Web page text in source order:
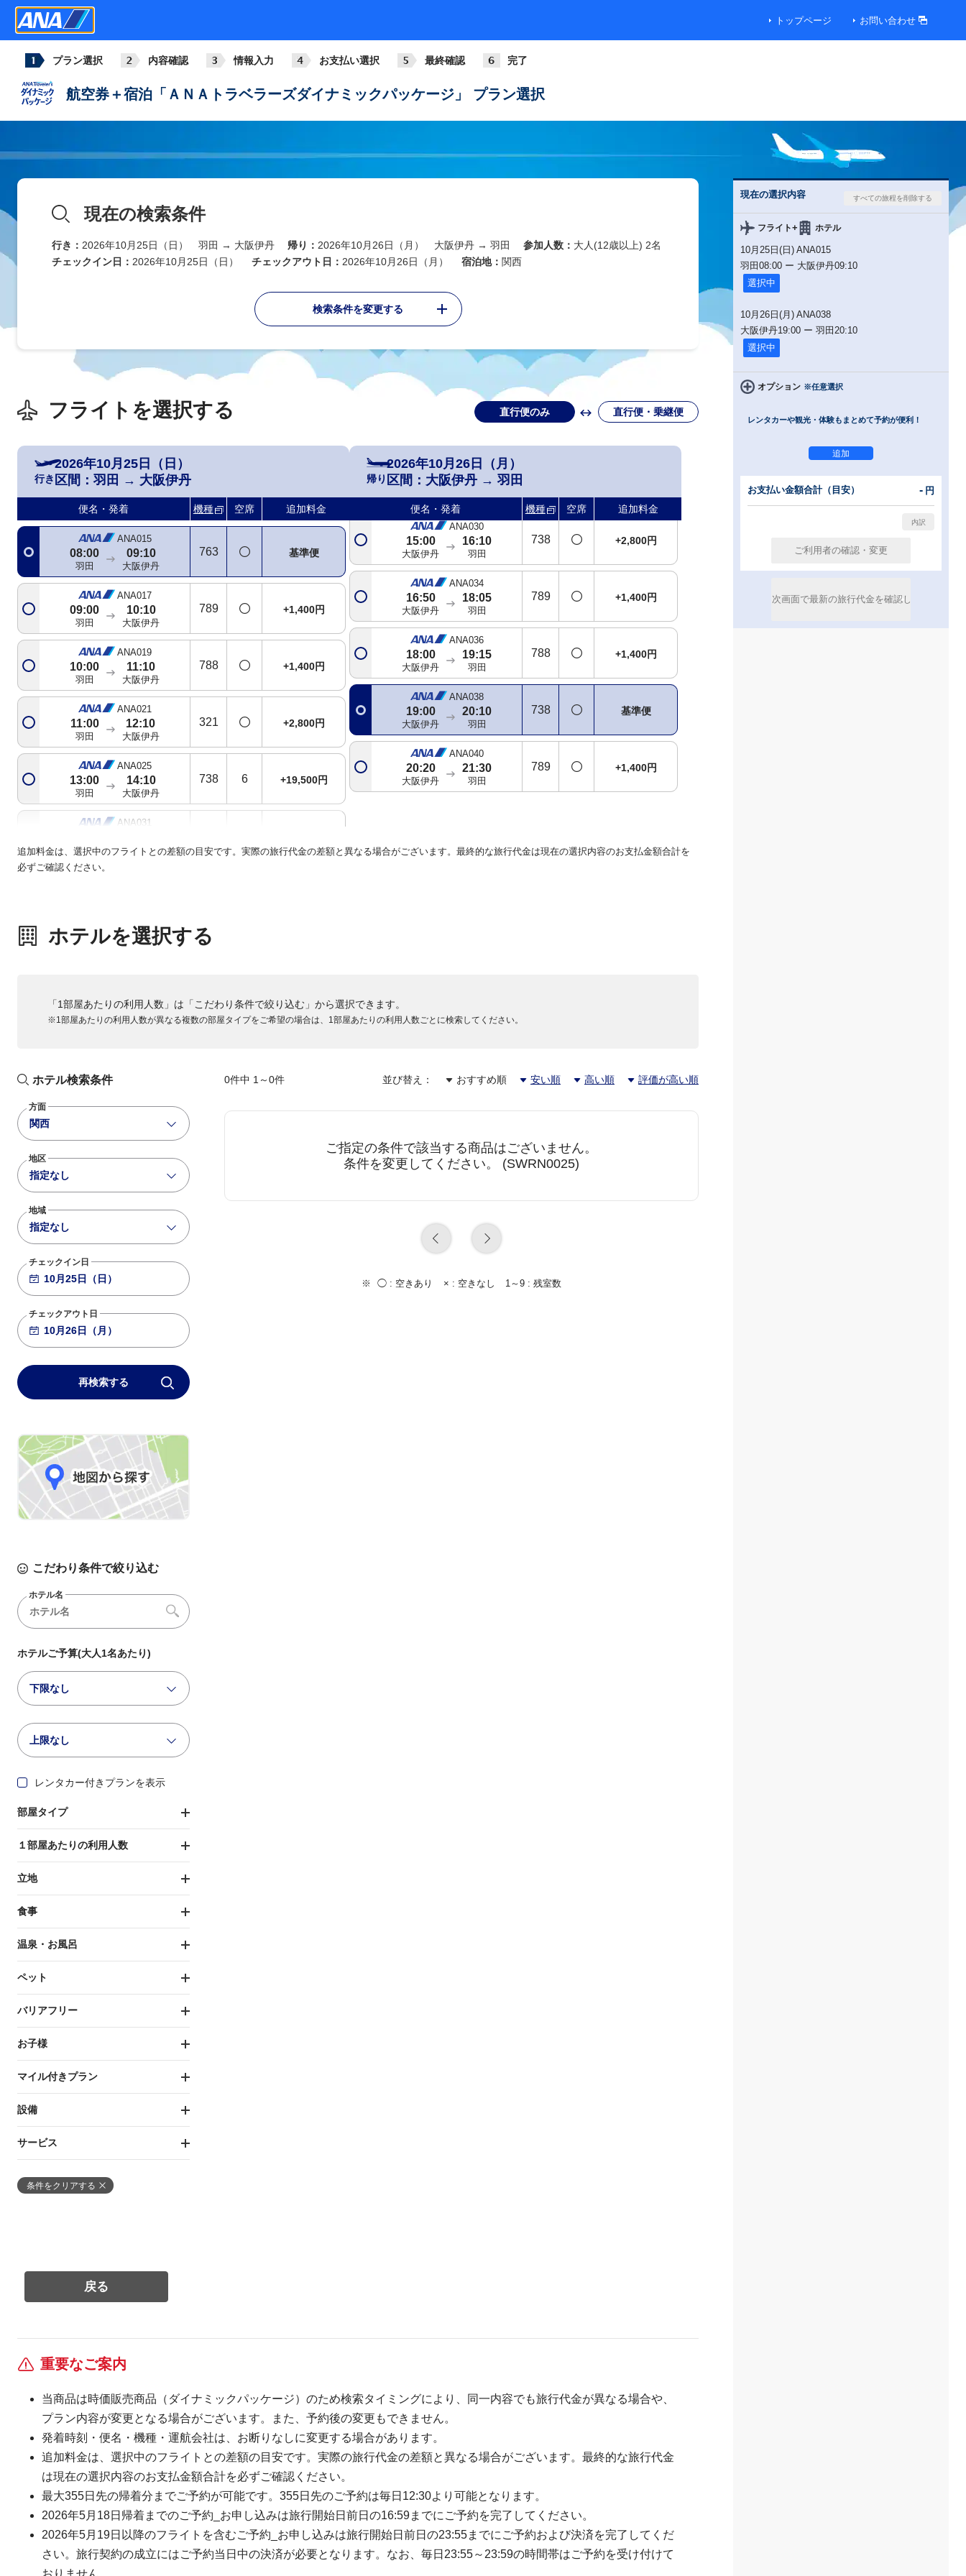
トップページ お問い合わせ
プラン選択 内容確認 情報入力 お支払い選択 最終確認 完了
航空券＋宿泊「ＡＮＡトラベラーズダイナミックパッケージ」 プラン選択
現在の検索条件
行き： 2026年10月25日（日） 羽田 → 大阪伊丹 帰り： 2026年10月26日（月） 大阪伊丹 → 羽田 参加人数： 大人(12歳以上) 2名
チェックイン日： 2026年10月25日（日） チェックアウト日： 2026年10月26日（月） 宿泊地： 関西
検索条件を変更する
フライトを選択する 直行便のみ 直行便・乗継便
行き
2026年10月25日（日）
区間： 羽田 → 大阪伊丹
便名・発着 機種 空席 追加料金
ANA013
07:00
羽田
08:10
大阪伊丹
321 基準便
ANA015
08:00
羽田
09:10
大阪伊丹
763 基準便
ANA017
09:00
羽田
10:10
大阪伊丹
789 +1,400円
ANA019
10:00
羽田
11:10
大阪伊丹
788 +1,400円
ANA021
11:00
羽田
12:10
大阪伊丹
321 +2,800円
ANA025
13:00
羽田
14:10
大阪伊丹
738 6 +19,500円
ANA031
羽田 大阪伊丹
ANA035
18:10 738
18:00
羽田
19:10
大阪伊丹
789 基準便
羽田
ANA041
帰り
2026年10月26日（月）
区間： 大阪伊丹 → 羽田
便名・発着 機種 空席 追加料金
大阪伊丹 羽田
07:30
大阪伊丹
08:45
羽田
789
大阪伊丹 羽田
ANA020
10:00
大阪伊丹
11:10
羽田
ANA022
大阪伊丹
ANA024
大阪伊丹
788
ANA026
321
ANA028
14:00
大阪伊丹
15:10
羽田
ANA030
15:00
大阪伊丹
16:10
羽田
738 +2,800円
ANA034
16:50
大阪伊丹
18:05
羽田
789 +1,400円
ANA036
18:00
大阪伊丹
19:15
羽田
788 +1,400円
ANA038
19:00
大阪伊丹
20:10
羽田
738 基準便
ANA040
20:20
大阪伊丹
21:30
羽田
789 +1,400円
追加料金は、選択中のフライトとの差額の目安です。実際の旅行代金の差額と異なる場合がございます。最終的な旅行代金は現在の選択内容のお支払金額合計を
必ずご確認ください。
ホテルを選択する
「1部屋あたりの利用人数」は「こだわり条件で絞り込む」から選択できます。
※1部屋あたりの利用人数が異なる複数の部屋タイプをご希望の場合は、1部屋あたりの利用人数ごとに検索してください。
ホテル検索条件
方面
関西
地区
指定なし
地域
指定なし
チェックイン日
チェックアウト日
再検索する
こだわり条件で絞り込む
ホテル名
ホテルご予算(大人1名あたり)
下限なし
上限なし
レンタカー付きプランを表示
部屋タイプ
１部屋あたりの利用人数
立地
食事
温泉・お風呂
ペット
バリアフリー
お子様
マイル付きプラン
設備
サービス
条件をクリアする
0件中 1～0件 並び替え： おすすめ順 安い順 高い順 評価が高い順
ご指定の条件で該当する商品はございません。
条件を変更してください。 (SWRN0025)
◯ : 空きあり × : 空きなし 1～9 : 残室数
重要なご案内
当商品は時価販売商品（ダイナミックパッケージ）のため検索タイミングにより、同一内容でも旅行代金が異なる場合や、
プラン内容が変更となる場合がございます。また、予約後の変更もできません。
発着時刻・便名・機種・運航会社は、お断りなしに変更する場合があります。
追加料金は、選択中のフライトとの差額の目安です。実際の旅行代金の差額と異なる場合がございます。最終的な旅行代金
は現在の選択内容のお支払金額合計を必ずご確認ください。
最大355日先の帰着分までご予約が可能です。355日先のご予約は毎日12:30より可能となります。
2026年5月18日帰着までのご予約_お申し込みは旅行開始日前日の16:59までにご予約を完了してください。
2026年5月19日以降のフライトを含むご予約_お申し込みは旅行開始日前日の23:55までにご予約および決済を完了してくだ
さい。旅行契約の成立にはご予約当日中の決済が必要となります。なお、毎日23:55～23:59の時間帯はご予約を受け付けて
現在の選択内容
フライト+ ホテル
10月25日(日) ANA015
羽田 08:00 ー 大阪伊丹09:10
選択中
10月26日(月) ANA038
大阪伊丹19:00 ー 羽田 20:10
選択中
オプション ※任意選択
レンタカーや観光・体験もまとめて予約が便利！
お支払い金額合計（目安） - 円